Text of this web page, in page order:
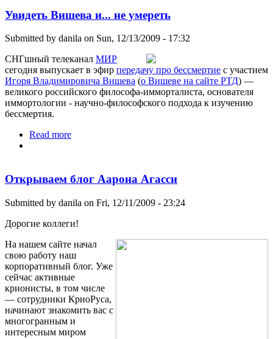
Увидеть Вишева и... не умереть
Submitted by danila on Sun, 12/13/2009 - 17:32
СНГшный телеканал МИР
сегодня выпускает в эфир передачу про бессмертие с участием
Игоря Владимировича Вишева (о Вишеве на сайте РТД) —
великого российского философа-имморталиста, основателя
иммортологии - научно-философского подхода к изучению
бессмертия.
Read more
Открываем блог Аарона Агасси
Submitted by danila on Fri, 12/11/2009 - 23:24
Дорогие коллеги!
На нашем сайте начал
свою работу наш
корпоративный блог. Уже
сейчас активные
крионисты, в том числе
— сотрудники КриоРуса,
начинают знакомить вас с
многогранным и
интересным миром